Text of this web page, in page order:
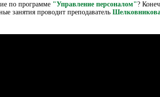
по программе "Управление персоналом"?
занятия проводит преподаватель